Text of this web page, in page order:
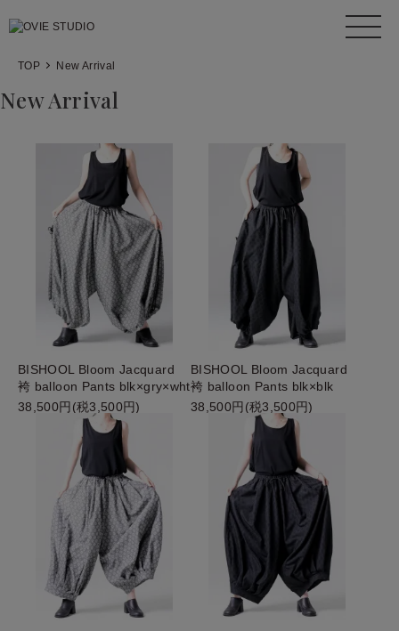
TOP New Arrival
New Arrival
BISHOOL Bloom Jacquard
袴 balloon Pants blk×gry×wht
38,500円(税3,500円)
BISHOOL Bloom Jacquard
袴 balloon Pants blk×blk
38,500円(税3,500円)